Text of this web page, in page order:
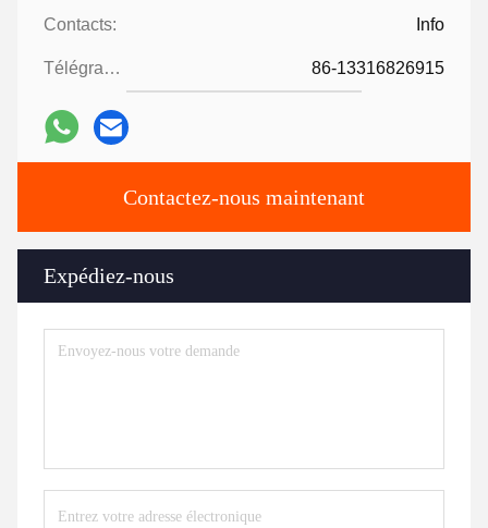
Contacts: Info
Télégramme: 86-13316826915
Contactez-nous maintenant
Expédiez-nous